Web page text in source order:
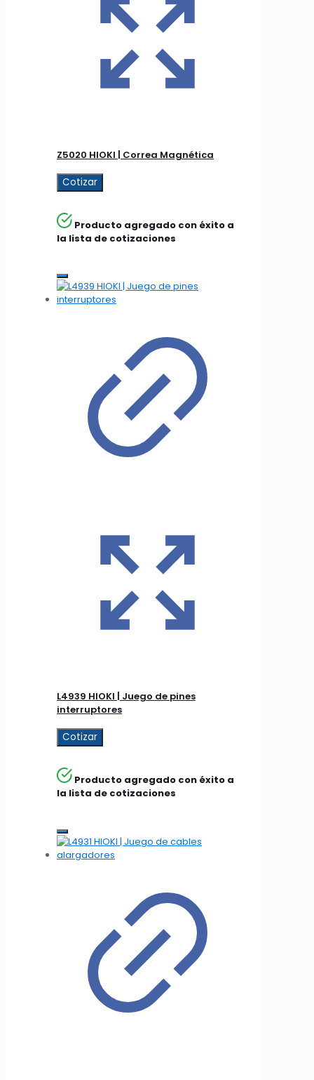
Z5020 HIOKI | Correa Magnética
Cotizar
Producto agregado con éxito a
la lista de cotizaciones
L4939 HIOKI | Juego de pines
interruptores
Cotizar
Producto agregado con éxito a
la lista de cotizaciones